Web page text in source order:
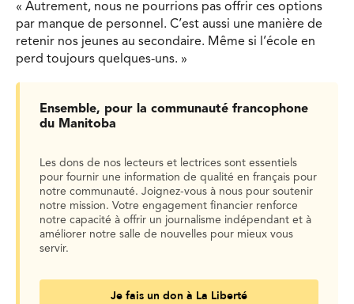
« Autrement, nous ne pourrions pas offrir ces options
par manque de personnel. C’est aussi une manière de
retenir nos jeunes au secondaire. Même si l’école en
perd toujours quelques-uns. »
Ensemble, pour la communauté francophone
du Manitoba
Les dons de nos lecteurs et lectrices sont essentiels
pour fournir une information de qualité en français pour
notre communauté. Joignez-vous à nous pour soutenir
notre mission. Votre engagement financier renforce
notre capacité à offrir un journalisme indépendant et à
améliorer notre salle de nouvelles pour mieux vous
servir.
Je fais un don à La Liberté